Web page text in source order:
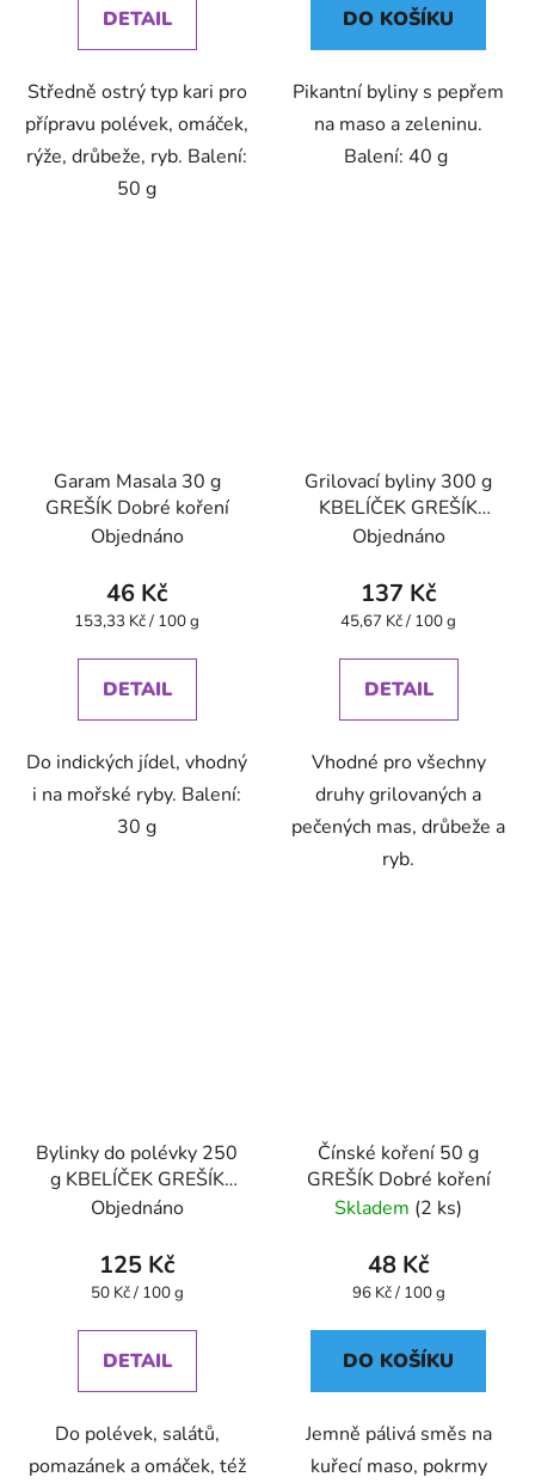
DETAIL
Středně ostrý typ kari pro
přípravu polévek, omáček,
rýže, drůbeže, ryb. Balení:
50 g
DO KOŠÍKU
Pikantní byliny s pepřem
na maso a zeleninu.
Balení: 40 g
Garam Masala 30 g
GREŠÍK Dobré koření
Objednáno
46 Kč
Měrná
153,33 Kč / 100 g
DETAIL
Do indických jídel, vhodný
i na mořské ryby. Balení:
30 g
Grilovací byliny 300 g
KBELÍČEK GREŠÍK
Dobré koření
Objednáno
137 Kč
Měrná
45,67 Kč / 100 g
DETAIL
Vhodné pro všechny
druhy grilovaných a
pečených mas, drůbeže a
ryb.
Bylinky do polévky 250
g KBELÍČEK GREŠÍK
Dobré koření
Objednáno
125 Kč
Měrná
50 Kč / 100 g
DETAIL
Do polévek, salátů,
pomazánek a omáček, též
Čínské koření 50 g
GREŠÍK Dobré koření
Skladem (2 ks)
48 Kč
Měrná
96 Kč / 100 g
DO KOŠÍKU
Jemně pálivá směs na
kuřecí maso, pokrmy